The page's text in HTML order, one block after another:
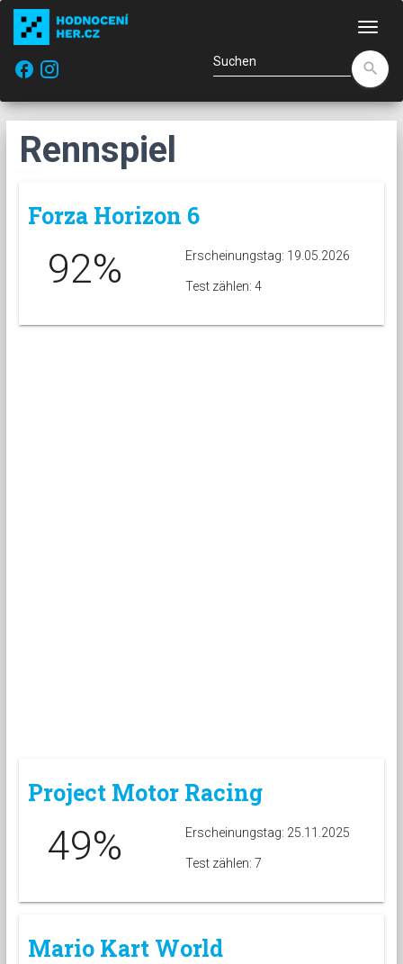
facebook
search
Rennspiel
Forza Horizon 6
92% Erscheinungstag: 19.05.2026
Test zählen: 4
Project Motor Racing
49% Erscheinungstag: 25.11.2025
Test zählen: 7
Mario Kart World